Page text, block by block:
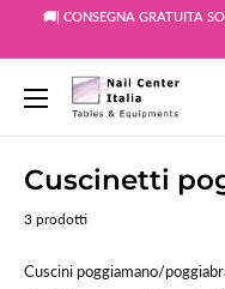
🚚| CONSEGNA GRATUITA
Snc
Nail
Cuscinetti
3 prodotti
Cuscini poggiamano/